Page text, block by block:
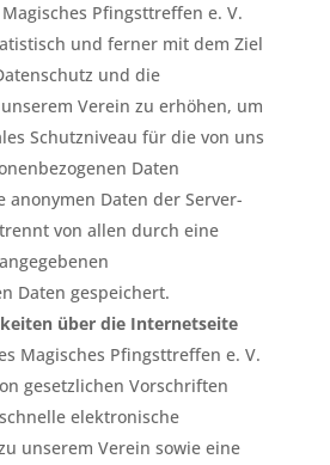
Pfingsttreffen e. V.
und ferner mit dem Ziel
und die
Verein zu erhöhen, um
Schutzniveau für die von uns
Daten
anonymen Daten der Server-
von allen durch eine
Daten gespeichert.
über die Internetseite
Magisches Pfingsttreffen e. V.
gesetzlichen Vorschriften
elektronische
unserem Verein sowie eine